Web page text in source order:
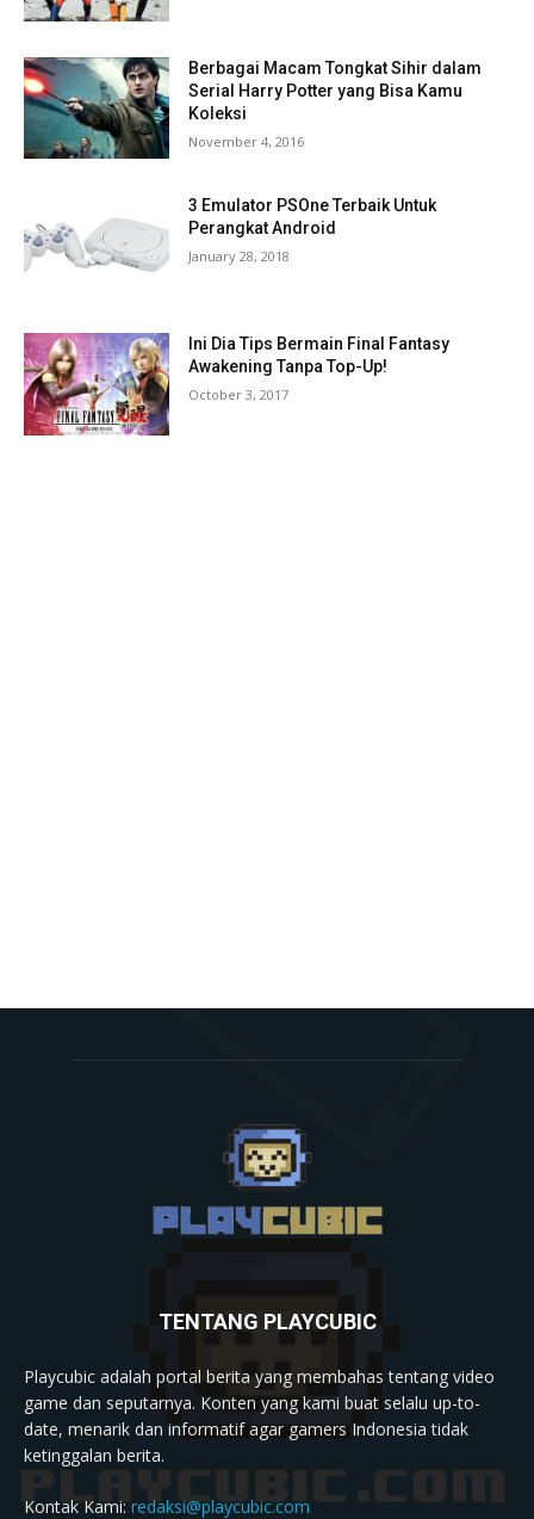
Berbagai Macam Tongkat Sihir dalam
Serial Harry Potter yang Bisa Kamu
Koleksi
November 4, 2016
3 Emulator PSOne Terbaik Untuk
Perangkat Android
January 28, 2018
Ini Dia Tips Bermain Final Fantasy
Awakening Tanpa Top-Up!
October 3, 2017
TENTANG PLAYCUBIC
Playcubic adalah portal berita yang membahas tentang video
game dan seputarnya. Konten yang kami buat selalu up-to-
date, menarik dan informatif agar gamers Indonesia tidak
ketinggalan berita.
Kontak Kami:redaksi@playcubic.com